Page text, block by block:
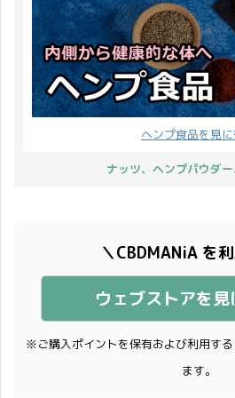
ヘンプ食品を見に
ナッツ、ヘンプパウダ
＼CBDMANiA を
ウェブストアを見
※ご購入ポイントを保有および利用す
ます。